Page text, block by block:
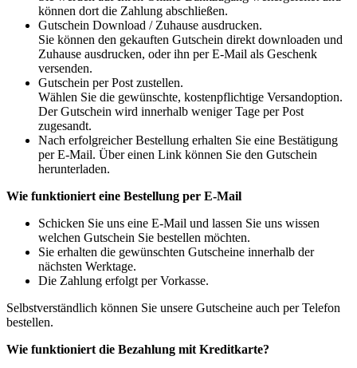
können dort die Zahlung abschließen.
Gutschein Download / Zuhause ausdrucken.
Sie können den gekauften Gutschein direkt downloaden und
Zuhause ausdrucken, oder ihn per E-Mail als Geschenk
versenden.
Gutschein per Post zustellen.
Wählen Sie die gewünschte, kostenpflichtige Versandoption.
Der Gutschein wird innerhalb weniger Tage per Post
zugesandt.
Nach erfolgreicher Bestellung erhalten Sie eine Bestätigung
per E-Mail. Über einen Link können Sie den Gutschein
herunterladen.
Wie funktioniert eine Bestellung per E-Mail
Schicken Sie uns eine E-Mail und lassen Sie uns wissen
welchen Gutschein Sie bestellen möchten.
Sie erhalten die gewünschten Gutscheine innerhalb der
nächsten Werktage.
Die Zahlung erfolgt per Vorkasse.
Selbstverständlich können Sie unsere Gutscheine auch per Telefon
bestellen.
Wie funktioniert die Bezahlung mit Kreditkarte?